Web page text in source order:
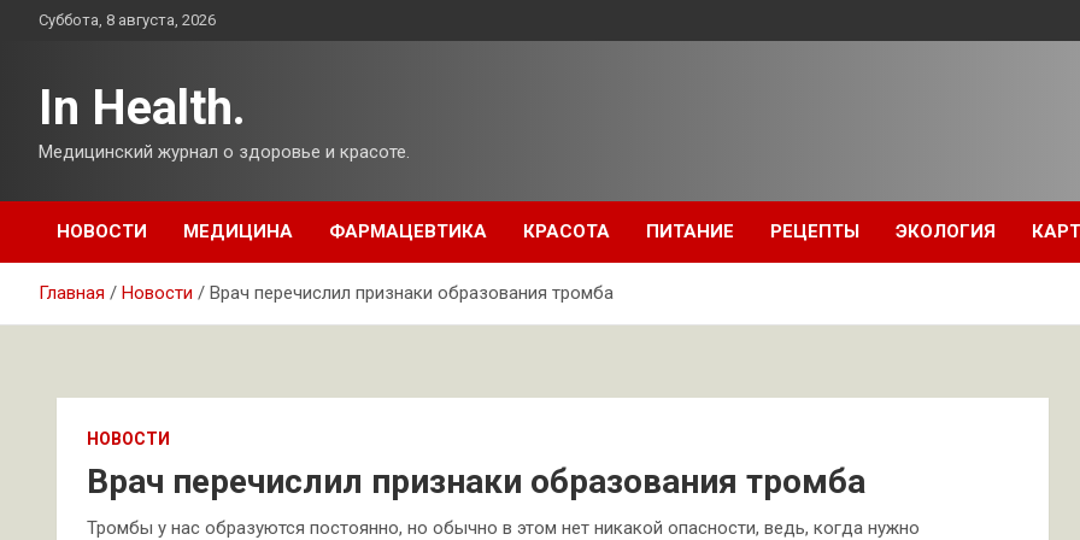
ПерейтиСуббота, 8 августа, 2026
In Health.
Медицинский журнал о здоровье и красоте.
НОВОСТИ МЕДИЦИНА ФАРМАЦЕВТИКА КРАСОТА ПИТАНИЕ РЕЦЕПТЫ ЭКОЛОГИЯ
Главная Новости Врач перечислил признаки образования тромба
НОВОСТИ
Врач перечислил признаки образования тромба
Тромбы у нас образуются постоянно, но обычно в этом нет никакой опасности, ведь, когда нужно